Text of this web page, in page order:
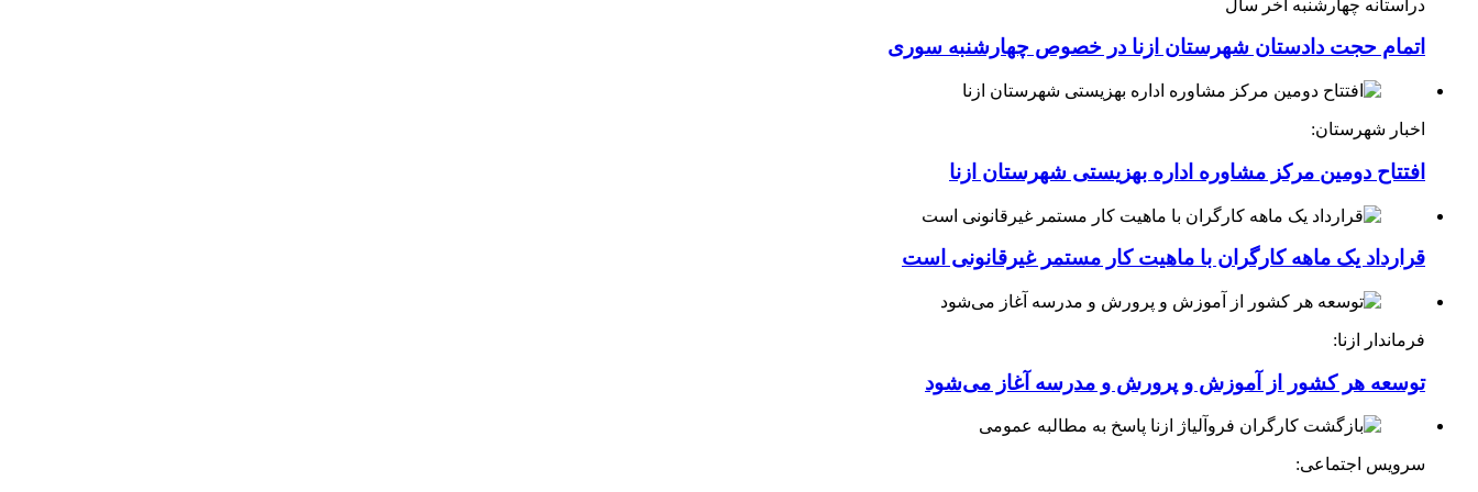
درآستانه چهارشنبه آخر سال
اتمام حجت دادستان شهرستان ازنا در خصوص چهارشنبه ‌سوری
اخبار شهرستان:
افتتاح دومین مرکز مشاوره اداره بهزیستی شهرستان ازنا
قرارداد یک ماهه کارگران با ماهیت کار مستمر غیرقانونی است
فرماندار ازنا:
توسعه هر کشور از آموزش و پرورش و مدرسه آغاز می‌شود
سرویس اجتماعی: